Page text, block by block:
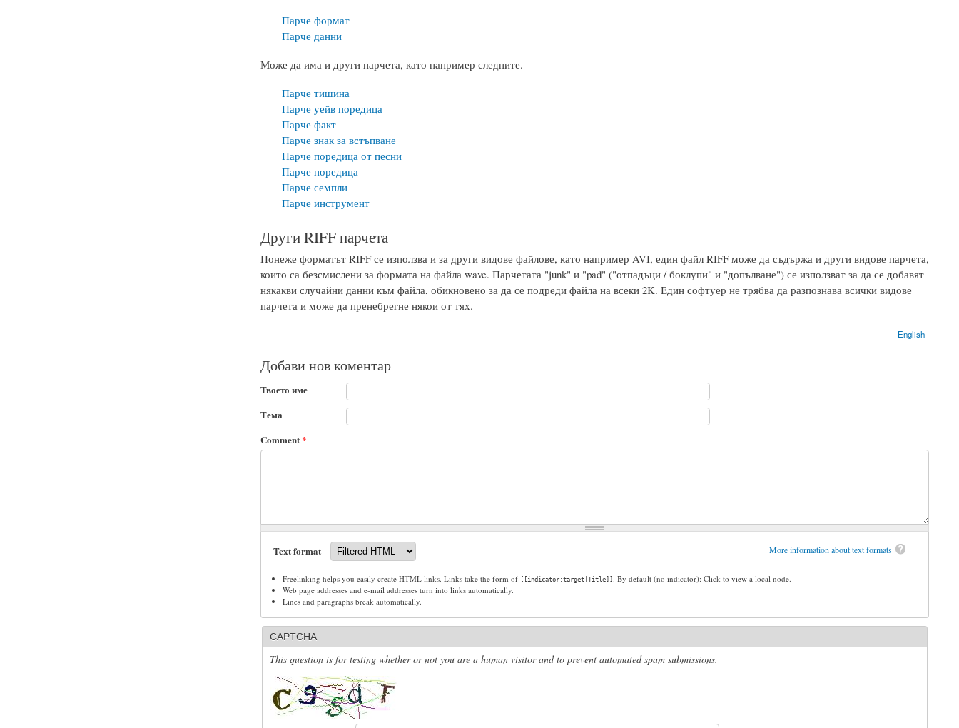
Парче формат
Парче данни
Може да има и други парчета, като например следните.
Парче тишина
Парче уейв поредица
Парче факт
Парче знак за встъпване
Парче поредица от песни
Парче поредица
Парче семпли
Парче инструмент
Други RIFF парчета
Понеже форматът RIFF се използва и за други видове файлове, като например AVI, един файл RIFF може да съдържа и други видове парчета,
които са безсмислени за формата на файла wave. Парчетата "junk" и "pad" ("отпадъци / боклупи" и "допълване") се използват за да се добавят
някакви случайни данни към файла, обикновено за да се подреди файла на всеки 2K. Един софтуер не трябва да разпознава всички видове
парчета и може да пренебрегне някои от тях.
English
Добави нов коментар
Твоето име
Тема
Comment*
More information about text formats
Text format
Freelinking helps you easily create HTML links. Links take the form of [[indicator:target|Title]]
. By default (no indicator): Click to view a local node.
Web page addresses and e-mail addresses turn into links automatically.
Lines and paragraphs break automatically.
CAPTCHA
This question is for testing whether or not you are a human visitor and to prevent automated spam submissions.